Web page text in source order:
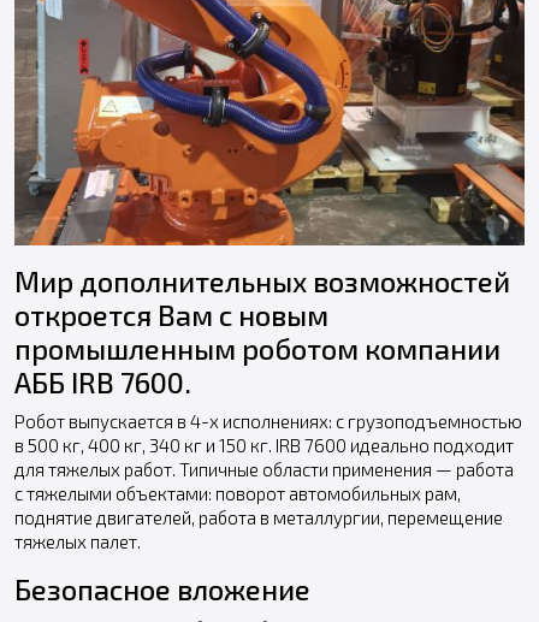
Мир дополнительных возможностей
откроется Вам с новым
промышленным роботом компании
AББ IRB 7600.
Робот выпускается в 4-х исполнениях: с грузоподъемностью
в 500 кг, 400 кг, 340 кг и 150 кг. IRB 7600 идеально подходит
для тяжелых работ. Типичные области применения — работа
с тяжелыми объектами: поворот автомобильных рам,
поднятие двигателей, работа в металлургии, перемещение
тяжелых палет.
Безопасное вложение